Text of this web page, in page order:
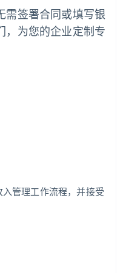
需签署合同或填写银
，为您的企业定制专
管理工作流程，并接受